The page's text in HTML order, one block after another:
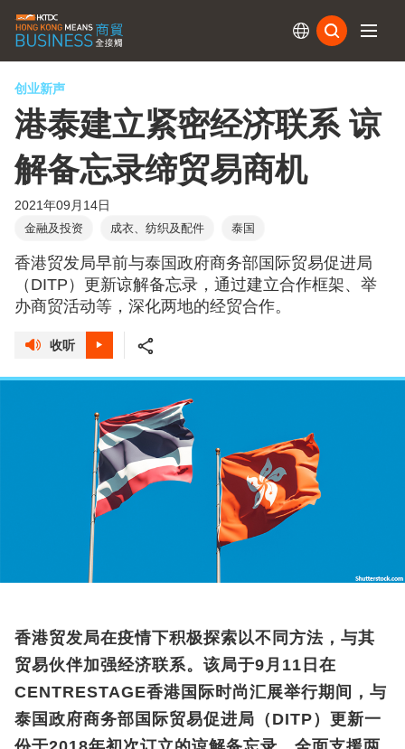
创业新声
港泰建立紧密经济联系 谅
解备忘录缔贸易商机
2021年09月14日
金融及投资 成衣、纺织及配件 泰国
香港贸发局早前与泰国政府商务部国际贸易促进局
（DITP）更新谅解备忘录，通过建立合作框架、举
办商贸活动等，深化两地的经贸合作。
收听
香港贸发局在疫情下积极探索以不同方法，与其
贸易伙伴加强经济联系。该局于9月11日在
CENTRESTAGE香港国际时尚汇展举行期间，与
泰国政府商务部国际贸易促进局（DITP）更新一